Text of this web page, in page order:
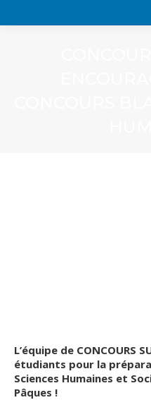
L’équipe de CONCOURS
étudiants pour la
Sciences Humaines et
Pâques !